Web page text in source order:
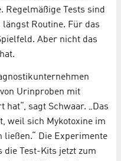
Regelmäßige Tests sind
Routine. Für das
Aber nicht das
Urinproben mit
sagt Schwaar. „Das
weil sich Mykotoxine im
Die Experimente
die Test-Kits jetzt zum